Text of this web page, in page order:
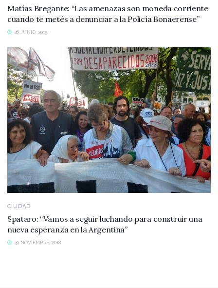
Matías Bregante: “Las amenazas son moneda corriente
cuando te metés a denunciar a la Policía Bonaerense”
26 JUNIO, 2015
CIUDAD
Spataro: “Vamos a seguir luchando para construir una
nueva esperanza en la Argentina”
30 NOVIEMBRE, 2018